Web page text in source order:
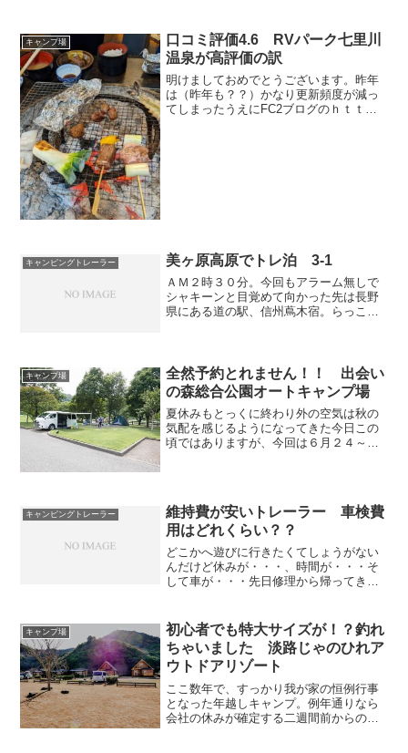
キャンプ場
口コミ評価4.6 RVパーク七里川
温泉が高評価の訳
明けましておめでとうございます。昨年
は（昨年も？？）かなり更新頻度が減っ
てしまったうえにFC2ブログのｈｔｔｐ
キャンピングトレーラー 美ヶ原高原でトレ泊 3-1
ＡＭ２時３０分。今回もアラーム無しで
シャキーンと目覚めて向かった先は長野
県にある道の駅、信州蔦木宿。らっこ姫
に川が流れ（釜無川）そのう...
キャンプ場
全然予約とれません！！ 出会い
の森総合公園オートキャンプ場
夏休みもとっくに終わり外の空気は秋の
気配を感じるようになってきた今日この
頃ではありますが、今回は６月２４～２
有名な場所のようで名前は...
キャンピングトレーラー
維持費が安いトレーラー 車検費
用はどれくらい？？
どこかへ遊びに行きたくてしょうがない
んだけど休みが・・・、時間が・・・そ
して車が・・・先日修理から帰ってきた
らい川遊びに連れて行き帰る前には祖父
母の家に立ち寄り丁寧に洗...
キャンプ場
初心者でも特大サイズが！？釣れ
ちゃいました 淡路じゃのひれア
ウトドアリゾート
ここ数年で、すっかり我が家の恒例行事
となった年越しキャンプ。例年通りなら
会社の休みが確定する二週間前からの計